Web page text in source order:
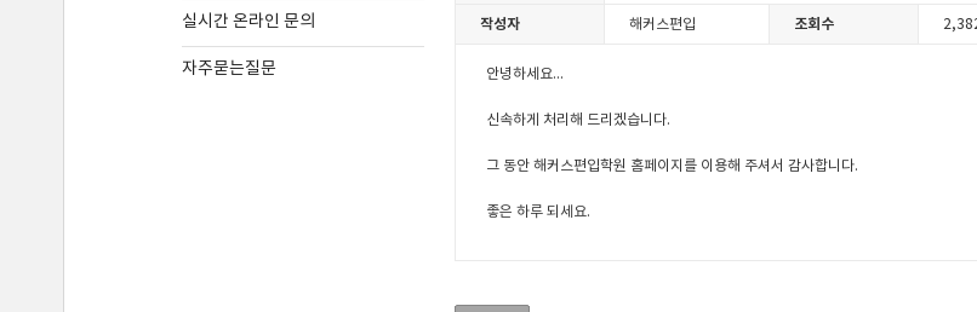
실시간 온라인 문의
자주묻는질문